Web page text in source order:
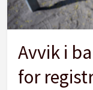
Avvik i
for